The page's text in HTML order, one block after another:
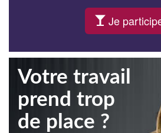
Je
Votre travail
prend trop
de place ?